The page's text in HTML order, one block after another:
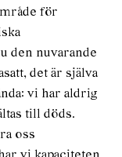
för
den nuvarande
det är själva
vi har aldrig
till döds.
oss